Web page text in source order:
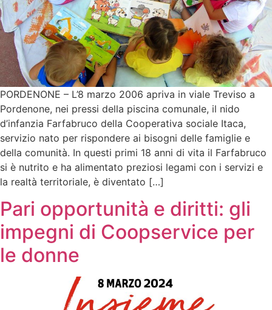
PORDENONE – L’8 marzo 2006 apriva in viale Treviso a
Pordenone, nei pressi della piscina comunale, il nido
d’infanzia Farfabruco della Cooperativa sociale Itaca,
servizio nato per rispondere ai bisogni delle famiglie e
della comunità. In questi primi 18 anni di vita il Farfabruco
si è nutrito e ha alimentato preziosi legami con i servizi e
la realtà territoriale, è diventato […]
Pari opportunità e diritti: gli
impegni di Coopservice per
le donne